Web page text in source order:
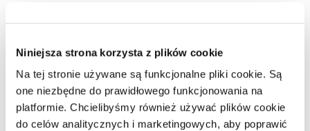
Niniejsza strona korzysta z plików cookie
Na tej stronie używane są funkcjonalne pliki cookie. Są
one niezbędne do prawidłowego funkcjonowania na
platformie. Chcielibyśmy również używać plików cookie
do celów analitycznych i marketingowych, aby poprawić